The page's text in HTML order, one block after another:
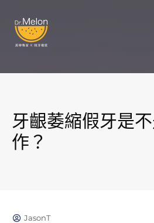
牙齦萎縮假牙是
作？
JasonT